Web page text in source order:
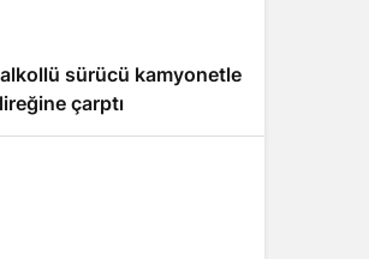
alkollü sürücü kamyonetle
çarptı